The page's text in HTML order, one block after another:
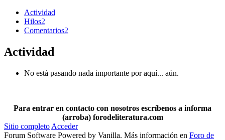
Actividad
Hilos2
Comentarios2
Actividad
No está pasando nada importante por aquí... aún.
Para entrar en contacto con nosotros escríbenos a informa
(arroba) forodeliteratura.com
Sitio completo Acceder
Forum Software Powered by Vanilla. Más información en Foro de